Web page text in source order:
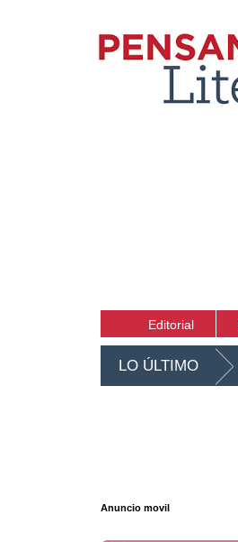
Editorial
LO ÚLTIMO
Anuncio movil